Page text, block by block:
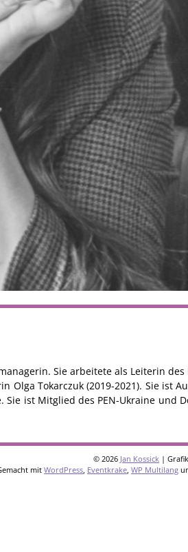
Sie arbeitete als Leiterin des
Olga Tokarczuk (2019-2021). Sie ist
ist Mitglied des PEN-Ukraine und
© 2026 Jan Kossick |
mitWordPress, Eventkrake, WP Multilang